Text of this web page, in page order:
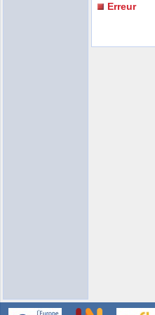
Erreur